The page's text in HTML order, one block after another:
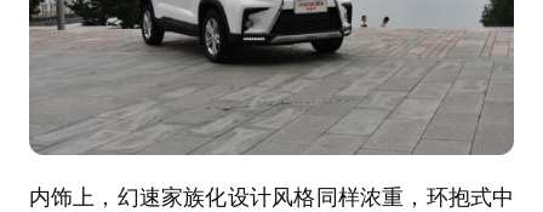
内饰上，幻速家族化设计风格同样浓重，环抱式中